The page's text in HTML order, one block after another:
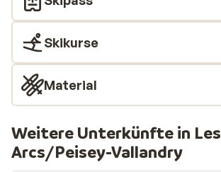
Skikurse
Material
Weitere Unterkünfte in Les
Arcs/Peisey-Vallandry